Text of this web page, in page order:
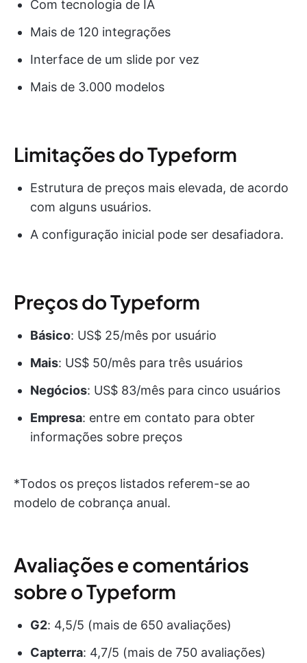
Com tecnologia de IA
Mais de 120 integrações
Interface de um slide por vez
Mais de 3.000 modelos
Limitações do Typeform
Estrutura de preços mais elevada, de acordo
com alguns usuários.
A configuração inicial pode ser desafiadora.
Preços do Typeform
Básico: US$ 25/mês por usuário
Mais: US$ 50/mês para três usuários
Negócios: US$ 83/mês para cinco usuários
Empresa: entre em contato para obter
informações sobre preços
*Todos os preços listados referem-se ao
modelo de cobrança anual.
Avaliações e comentários
sobre o Typeform
G2: 4,5/5 (mais de 650 avaliações)
Capterra: 4,7/5 (mais de 750 avaliações)